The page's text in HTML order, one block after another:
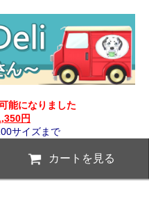
能になりました
円
サイズまで
カートを見る